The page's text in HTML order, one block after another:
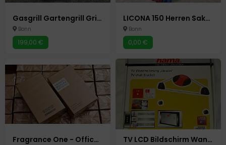
Gasgrill Gartengrill Grillwagen Grillstation Gasherd / 5 Brenner
Bonn
199,00 €
LICONA 150 Herren Sakkos Club Sakko Hochzeit Verlobung Anzug TOP
Bonn
0,00 €
Fragrance One - Office For Men - 100ml - EdP - First Batch 1. Edition - Jeremy TV LCD Bildschirm Wandhalterung Hama Ultraslim 23-46 Zoll o.58 -117 cm